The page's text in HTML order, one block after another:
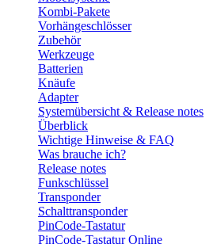
Kombi-Pakete
Vorhängeschlösser
Zubehör
Werkzeuge
Batterien
Knäufe
Adapter
Systemübersicht & Release notes
Überblick
Wichtige Hinweise & FAQ
Was brauche ich?
Release notes
Funkschlüssel
Transponder
Schalttransponder
PinCode-Tastatur
PinCode-Tastatur Online